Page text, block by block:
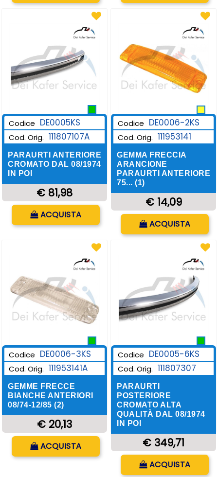
Codice DE0005KS
Cod. Orig. 111807107A
PARAURTI ANTERIORE
CROMATO DAL 08/1974
IN POI
€ 81,98
Quantità
ACQUISTA
Codice DE0006-2KS
Cod. Orig. 111953141
GEMMA FRECCIA
ARANCIONE
PARAURTI ANTERIORE
75... (1)
€ 14,09
Quantità
ACQUISTA
Codice DE0006-3KS
Cod. Orig. 111953141A
GEMME FRECCE
BIANCHE ANTERIORI
08/74-12/85 (2)
€ 20,13
Quantità
ACQUISTA
Codice DE0005-6KS
Cod. Orig. 111807307
PARAURTI
POSTERIORE
CROMATO ALTA
QUALITÀ DAL 08/1974
IN POI
€ 349,71
Quantità
ACQUISTA